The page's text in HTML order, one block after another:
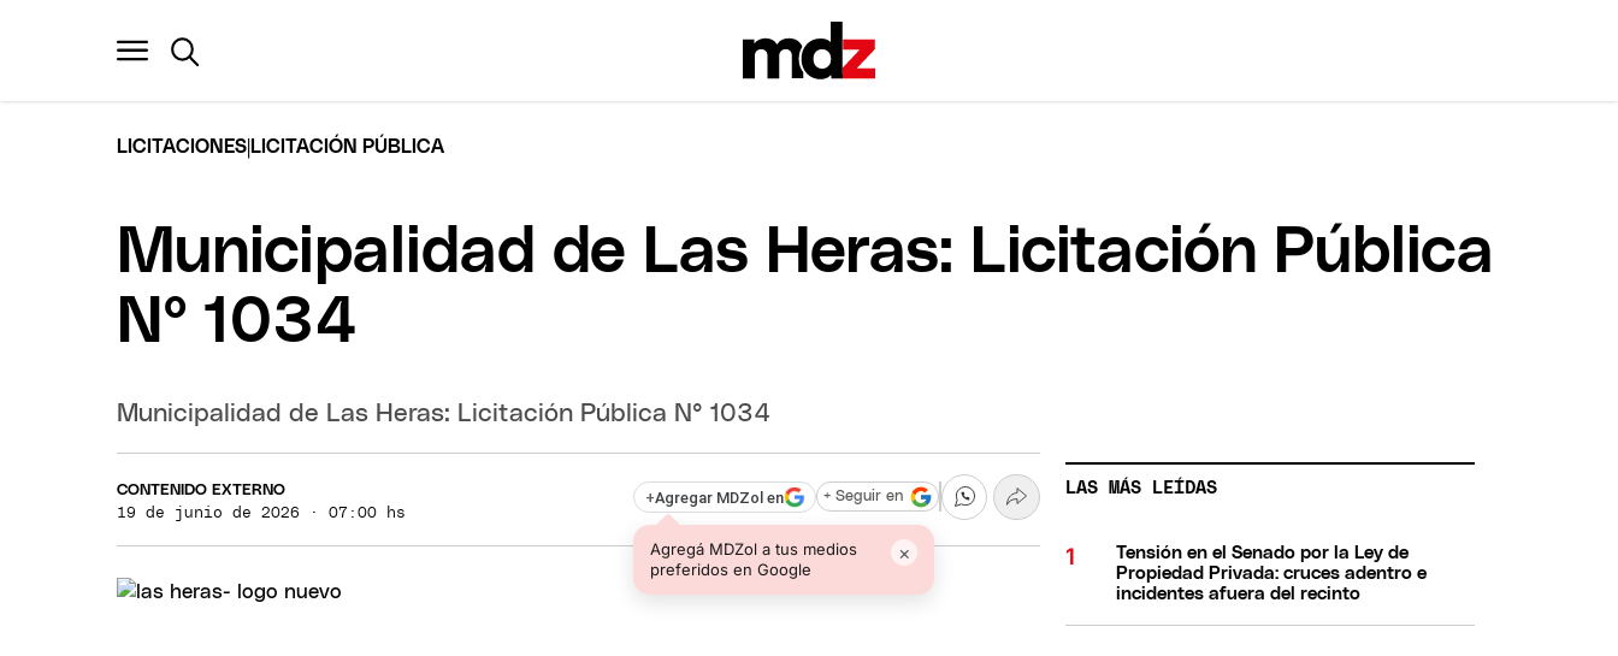
LICITACIONES LICITACIÓN PÚBLICA
Municipalidad de Las Heras: Licitación Pública
N° 1034
Municipalidad de Las Heras: Licitación Pública N° 1034
CONTENIDO EXTERNO
19 de junio de 2026 · 07:00 hs
+Agregar MDZol en
Agregá MDZol a tus medios
preferidos en Google
×
+ Seguir en LAS MÁS LEÍDAS
Tensión en el Senado por la Ley de
Propiedad Privada: cruces adentro e
incidentes afuera del recinto